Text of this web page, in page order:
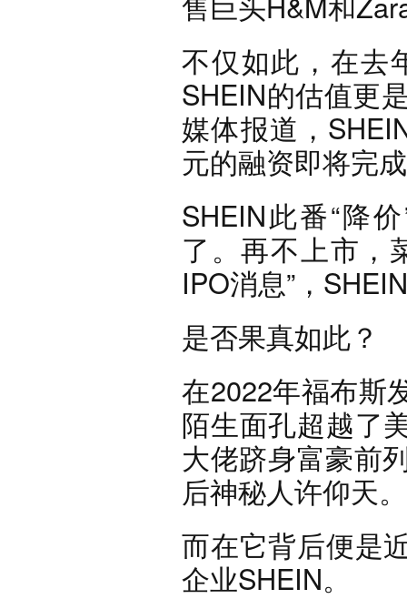
不仅如此，在去
SHEIN的估值更
媒体报道，
元的融资即将完
SHEIN此番“降
了。再不上市，
IPO消息”，
是否果真如此？
在2022年福布斯
陌生面孔超越了
大佬跻身富豪前
后神秘人许仰天。
而在它背后便是
企业SHEIN。